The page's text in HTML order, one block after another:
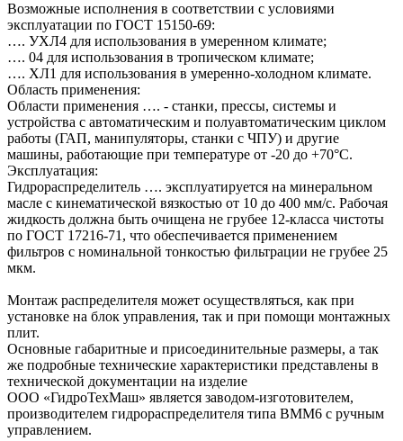
Возможные исполнения в соответствии с условиями
эксплуатации по ГОСТ 15150-69:
…. УХЛ4 для использования в умеренном климате;
…. 04 для использования в тропическом климате;
…. ХЛ1 для использования в умеренно-холодном климате.
Область применения:
Области применения …. - станки, прессы, системы и
устройства с автоматическим и полуавтоматическим циклом
работы (ГАП, манипуляторы, станки с ЧПУ) и другие
машины, работающие при температуре от -20 до +70°C.
Эксплуатация:
Гидрораспределитель …. эксплуатируется на минеральном
масле с кинематической вязкостью от 10 до 400 мм/с. Рабочая
жидкость должна быть очищена не грубее 12-класса чистоты
по ГОСТ 17216-71, что обеспечивается применением
фильтров с номинальной тонкостью фильтрации не грубее 25
мкм.
Монтаж распределителя может осуществляться, как при
установке на блок управления, так и при помощи монтажных
плит.
Основные габаритные и присоединительные размеры, а так
же подробные технические характеристики представлены в
технической документации на изделие
ООО «ГидроТехМаш» является заводом-изготовителем,
производителем гидрораспределителя типа ВММ6 с ручным
управлением.